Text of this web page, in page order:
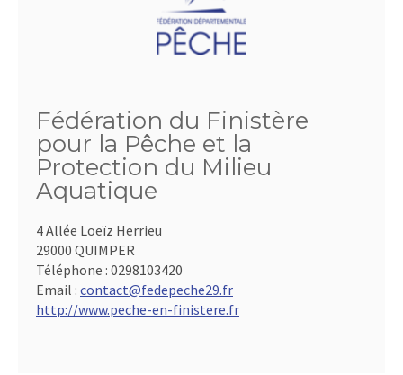
Fédération du Finistère
pour la Pêche et la
Protection du Milieu
Aquatique
4 Allée Loeïz Herrieu
29000 QUIMPER
Téléphone : 0298103420
Email : contact@fedepeche29.fr
http://www.peche-en-finistere.fr